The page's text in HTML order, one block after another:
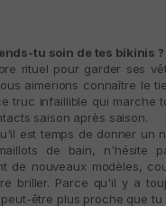
tu soin de tes bikinis ?
rituel pour garder ses
aimerions connaître le
truc infaillible qui marche
saison après saison.
est temps de donner un
de bain, n'hésite
de nouveaux modèles,
briller. Parce qu'il y a
être plus proche que tu